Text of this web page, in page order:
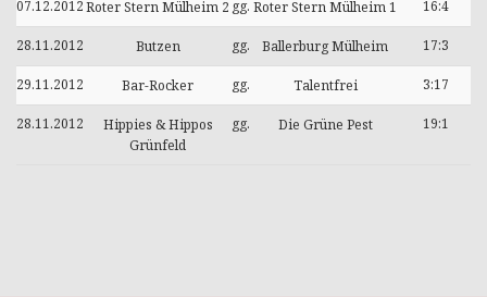
07.12.2012Roter Stern Mülheim 2 gg. Roter Stern Mülheim 1 16:4
28.11.2012 Butzen gg. Ballerburg Mülheim 17:3
29.11.2012 Bar-Rocker gg. Talentfrei 3:17
28.11.2012
Hippies & Hippos
Grünfeld
gg. Die Grüne Pest 19:1